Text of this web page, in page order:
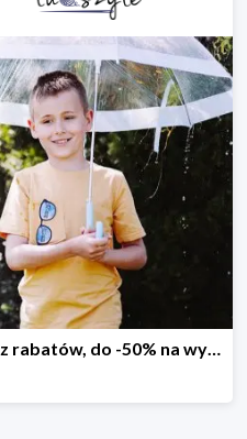
Deszcz rabatów, do -50% na wybrane modele